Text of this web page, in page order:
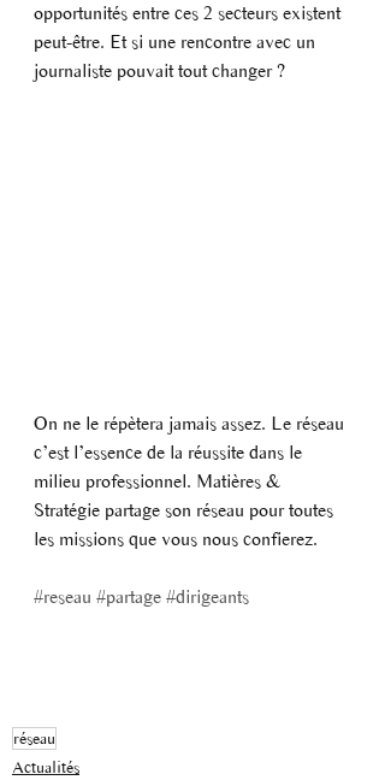
opportunités entre ces 2 secteurs existent
peut-être. Et si une rencontre avec un
journaliste pouvait tout changer ?
On ne le répètera jamais assez. Le réseau
c’est l’essence de la réussite dans le
milieu professionnel. Matières &
Stratégie partage son réseau pour toutes
les missions que vous nous confierez.
#reseau #partage #dirigeants
réseau
Actualités